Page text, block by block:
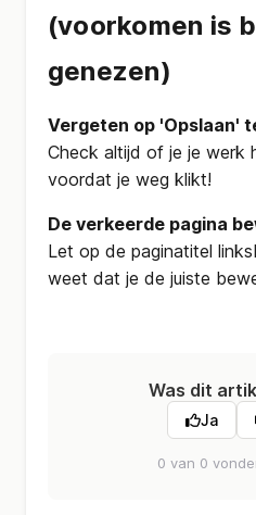
(voorkomen is
genezen)
Vergeten op 'Opslaan'
Check altijd of je je werk
voordat je weg klikt!
De verkeerde pagina
Let op de paginatitel
weet dat je de juiste
Was dit
Ja
0 van 0